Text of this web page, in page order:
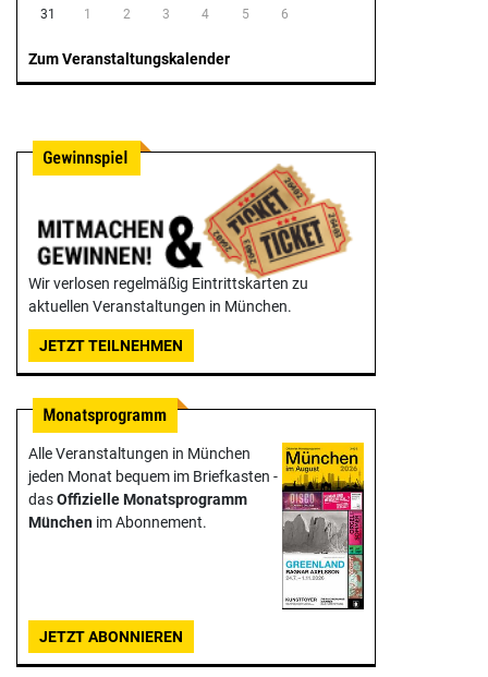
31
1 2 3 4 5 6
Zum Veranstaltungskalender
Wir verlosen regelmäßig Eintrittskarten zu
aktuellen Veranstaltungen in München.
JETZT TEILNEHMEN
Alle Veranstaltungen in München
jeden Monat bequem im Briefkasten -
dasOffizielle Monats­programm
München im Abonnement.
JETZT ABONNIEREN